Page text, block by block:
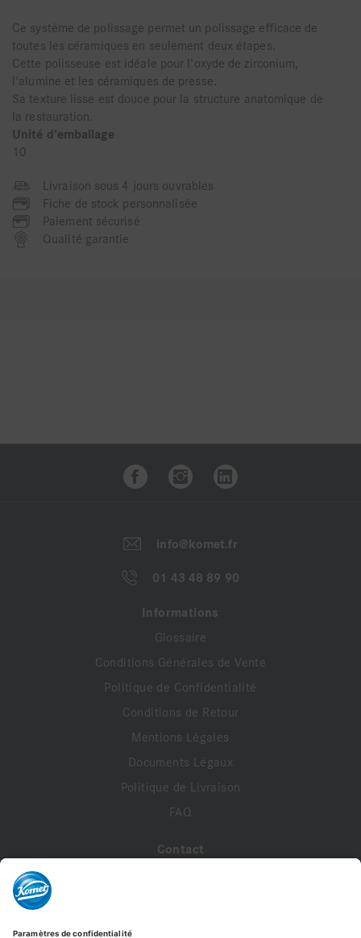
Ce système de polissage permet un polissage efficace de
toutes les céramiques en seulement deux étapes.
Cette polisseuse est idéale pour l'oxyde de zirconium,
l'alumine et les céramiques de presse.
Sa texture lisse est douce pour la structure anatomique de
la restauration.
Unité d'emballage
10
Livraison sous 4 jours ouvrables
Fiche de stock personnalisée
Paiement sécurisé
Qualité garantie
info@komet.fr
01 43 48 89 90
Informations
Glossaire
Conditions Générales de Vente
Politique de Confidentialité
Conditions de Retour
Mentions Légales
Documents Légaux
Politique de Livraison
FAQ
Contact